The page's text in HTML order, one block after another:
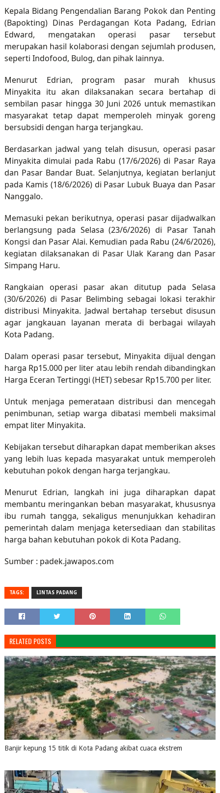
Kepala Bidang Pengendalian Barang Pokok dan Penting
(Bapokting) Dinas Perdagangan Kota Padang, Edrian
Edward, mengatakan operasi pasar tersebut
merupakan hasil kolaborasi dengan sejumlah produsen,
seperti Indofood, Bulog, dan pihak lainnya.
Menurut Edrian, program pasar murah khusus
Minyakita itu akan dilaksanakan secara bertahap di
sembilan pasar hingga 30 Juni 2026 untuk memastikan
masyarakat tetap dapat memperoleh minyak goreng
bersubsidi dengan harga terjangkau.
Berdasarkan jadwal yang telah disusun, operasi pasar
Minyakita dimulai pada Rabu (17/6/2026) di Pasar Raya
dan Pasar Bandar Buat. Selanjutnya, kegiatan berlanjut
pada Kamis (18/6/2026) di Pasar Lubuk Buaya dan Pasar
Nanggalo.
Memasuki pekan berikutnya, operasi pasar dijadwalkan
berlangsung pada Selasa (23/6/2026) di Pasar Tanah
Kongsi dan Pasar Alai. Kemudian pada Rabu (24/6/2026),
kegiatan dilaksanakan di Pasar Ulak Karang dan Pasar
Simpang Haru.
Rangkaian operasi pasar akan ditutup pada Selasa
(30/6/2026) di Pasar Belimbing sebagai lokasi terakhir
distribusi Minyakita. Jadwal bertahap tersebut disusun
agar jangkauan layanan merata di berbagai wilayah
Kota Padang.
Dalam operasi pasar tersebut, Minyakita dijual dengan
harga Rp15.000 per liter atau lebih rendah dibandingkan
Harga Eceran Tertinggi (HET) sebesar Rp15.700 per liter.
Untuk menjaga pemerataan distribusi dan mencegah
penimbunan, setiap warga dibatasi membeli maksimal
empat liter Minyakita.
Kebijakan tersebut diharapkan dapat memberikan akses
yang lebih luas kepada masyarakat untuk memperoleh
kebutuhan pokok dengan harga terjangkau.
Menurut Edrian, langkah ini juga diharapkan dapat
membantu meringankan beban masyarakat, khususnya
ibu rumah tangga, sekaligus menunjukkan kehadiran
pemerintah dalam menjaga ketersediaan dan stabilitas
harga bahan kebutuhan pokok di Kota Padang.
Sumber : padek.jawapos.com
TAGS: LINTAS PADANG
RELATED POSTS
Banjir kepung 15 titik di Kota Padang akibat cuaca ekstrem